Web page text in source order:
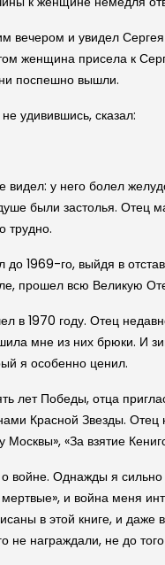
и увидел
женщина присела к
поспешно вышли.
удивившись, сказал:
у него болел
были застолья.
трудно.
1969-го, выйдя в
прошел всю Великую
в 1970 году. Отец
мне из них брюки. И
я особенно ценил.
лет Победы, отца
Красной Звезды.
«За взятие
войне. Однажды я
и война меня
в этой книге, и
награждали, не до